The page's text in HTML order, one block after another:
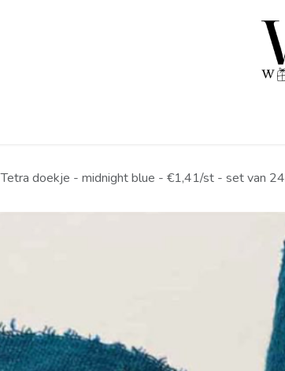
Tetra doekje - midnight blue - €1,41/st - set van 24